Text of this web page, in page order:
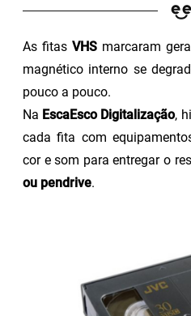
As fitasVHS marcaram
magnético interno se
pouco a pouco.
Na EscaEsco Digitalização,
cada fita com
cor e som para entregar o
ou pendrive.